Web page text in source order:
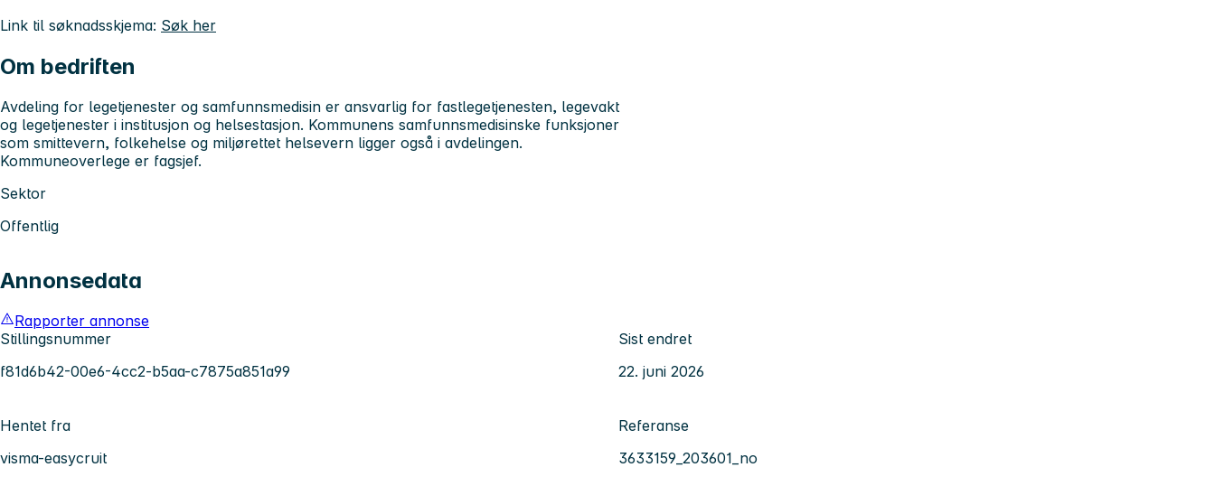
Link til søknadsskjema: Søk her
Om bedriften
Avdeling for legetjenester og samfunnsmedisin er ansvarlig for fastlegetjenesten, legevakt
og legetjenester i institusjon og helsestasjon. Kommunens samfunnsmedisinske funksjoner
som smittevern, folkehelse og miljørettet helsevern ligger også i avdelingen.
Kommuneoverlege er fagsjef.
Sektor
Offentlig
Annonsedata
Rapporter annonse
Stillingsnummer
f81d6b42-00e6-4cc2-b5aa-c7875a851a99
Sist endret
22. juni 2026
Hentet fra
visma-easycruit
Referanse
3633159_203601_no